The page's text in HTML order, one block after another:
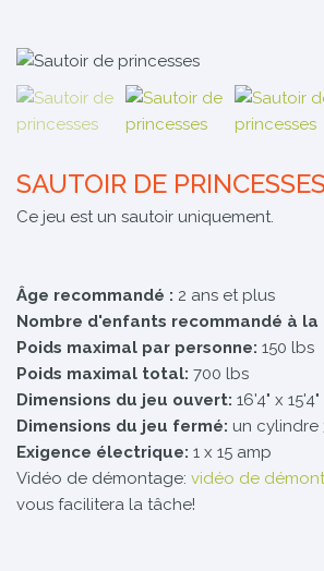
SAUTOIR DE
Ce jeu est un sautoir uniquement.
Âge recommandé : 2 ans et plus
Nombre d'enfants recommandé à la
Poids maximal par personne: 150 lbs
Poids maximal total: 700 lbs
Dimensions du jeu ouvert: 16'4" x 15'4"
Dimensions du jeu fermé: un cylindre
Exigence électrique: 1 x 15 amp
Vidéo de démontage: vidéo de
vous facilitera la tâche!